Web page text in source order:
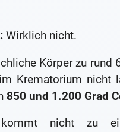
Wirklich nicht.
Körper zu rund
Krematorium nicht
850 und 1.200 Grad
nicht zu